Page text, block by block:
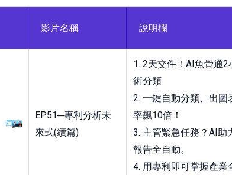
1.jpg
影片名稱 說明欄
EP51─專利分析未
來式(續篇)
1. 2天交件！AI魚骨通2
術分類
2. 一鍵自動分類、出圖
率飆10倍！
3. 主管緊急任務？AI助
報告全自動。
4. 用專利即可掌握產業